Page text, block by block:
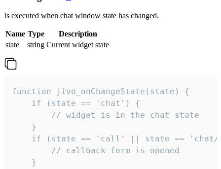
Is executed when chat window state has changed.
Name Type
Description
state
string Current widget state
function jivo_onChangeState(state) {
    if (state == 'chat') {
        // widget is in the chat state
    }
if (state == 'call' || state ==
        // callback form is opened
    }